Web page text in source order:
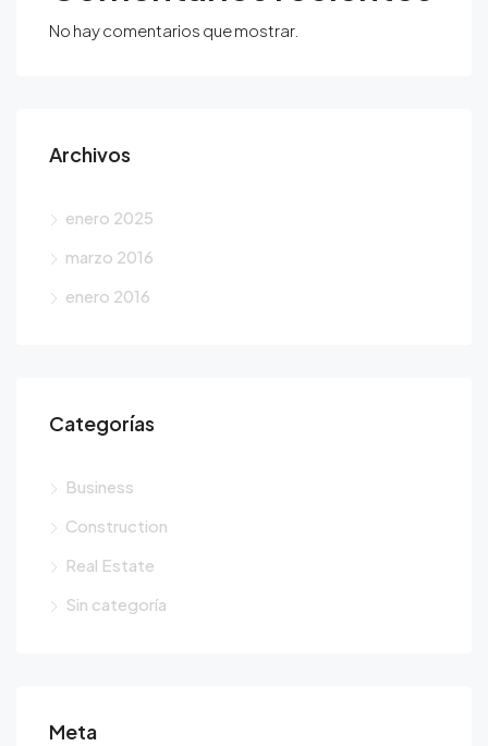
No hay comentarios que mostrar.
Archivos
enero 2025
marzo 2016
enero 2016
Categorías
Business
Construction
Real Estate
Sin categoría
Meta